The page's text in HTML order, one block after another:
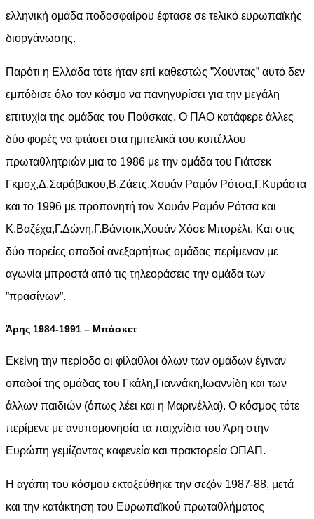
ελληνική ομάδα ποδοσφαίρου έφτασε σε τελικό ευρωπαϊκής
διοργάνωσης.
Παρότι η Ελλάδα τότε ήταν επί καθεστώς ”Χούντας” αυτό δεν
εμπόδισε όλο τον κόσμο να πανηγυρίσει για την μεγάλη
επιτυχία της ομάδας του Πούσκας. Ο ΠΑΟ κατάφερε άλλες
δύο φορές να φτάσει στα ημιτελικά του κυπέλλου
πρωταθλητριών μια το 1986 με την ομάδα του Γιάτσεκ
Γκμοχ,Δ.Σαράβακου,Β.Ζάετς,Χουάν Ραμόν Ρότσα,Γ.Κυράστα
και το 1996 με προπονητή τον Χουάν Ραμόν Ρότσα και
Κ.Βαζέχα,Γ.Δώνη,Γ.Βάντσικ,Χουάν Χόσε Μπορέλι. Και στις
δύο πορείες οπαδοί ανεξαρτήτως ομάδας περίμεναν με
αγωνία μπροστά από τις τηλεοράσεις την ομάδα των
”πρασίνων”.
Άρης 1984-1991 – Μπάσκετ
Εκείνη την περίοδο οι φίλαθλοι όλων των ομάδων έγιναν
οπαδοί της ομάδας του Γκάλη,Γιαννάκη,Ιωαννίδη και των
άλλων παιδιών (όπως λέει και η Μαρινέλλα). Ο κόσμος τότε
περίμενε με ανυπομονησία τα παιχνίδια του Άρη στην
Ευρώπη γεμίζοντας καφενεία και πρακτορεία ΟΠΑΠ.
Η αγάπη του κόσμου εκτοξεύθηκε την σεζόν 1987-88, μετά
και την κατάκτηση του Ευρωπαϊκού πρωταθλήματος